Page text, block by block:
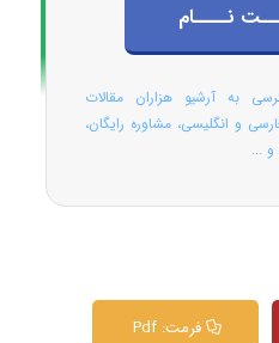
نــــام
به آرشیو هزاران مقالات
و انگلیسی، مشاوره رایگان،
...
فرمت: Pdf